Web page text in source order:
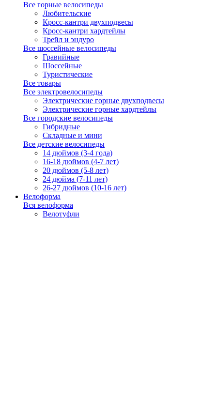
Все горные велосипеды
Любительские
Кросс-кантри двухподвесы
Кросс-кантри хардтейлы
Трейл и эндуро
Все шоссейные велосипеды
Гравийные
Шоссейные
Туристические
Все товары
Все электровелосипеды
Электрические горные двухподвесы
Электрические горные хардтейлы
Все городские велосипеды
Гибридные
Складные и мини
Все детские велосипеды
14 дюймов (3-4 года)
16-18 дюймов (4-7 лет)
20 дюймов (5-8 лет)
24 дюйма (7-11 лет)
26-27 дюймов (10-16 лет)
Велоформа
Вся велоформа
Велотуфли